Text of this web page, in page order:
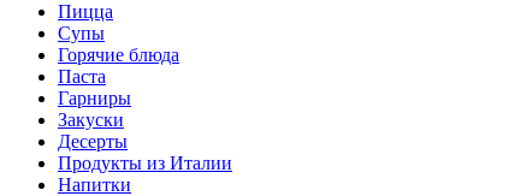
Пицца
Супы
Горячие блюда
Паста
Гарниры
Закуски
Десерты
Продукты из Италии
Напитки